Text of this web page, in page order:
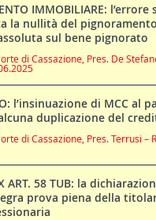
IMMOBILIARE:
la nullità del
sul bene pignorato
di Cassazione, Pres. De
l’insinuazione di MCC al
duplicazione del
di Cassazione, Pres. Terrusi –
ART. 58 TUB: la
prova piena della